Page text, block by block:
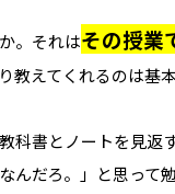
。それはその授業
教えてくれるのは
科書とノートを見
んだろ。」と思っ